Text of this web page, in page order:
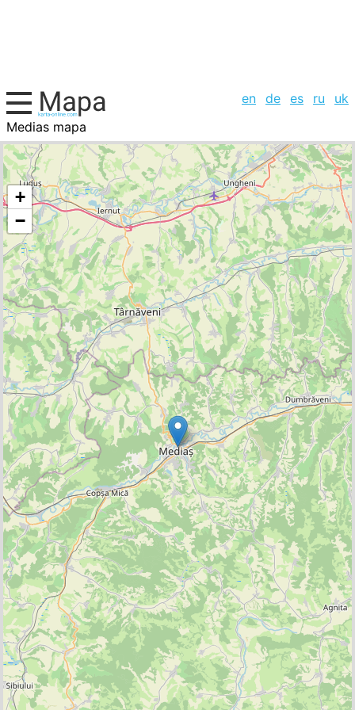
en de es ru
uk
Medias mapa
Rumania, la lista de ciudades
+
−